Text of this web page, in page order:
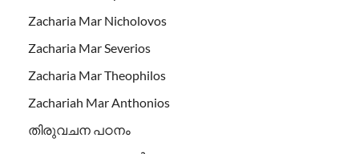
Zacharia Mar Nicholovos
Zacharia Mar Severios
Zacharia Mar Theophilos
Zachariah Mar Anthonios
തിരുവചന പഠനം